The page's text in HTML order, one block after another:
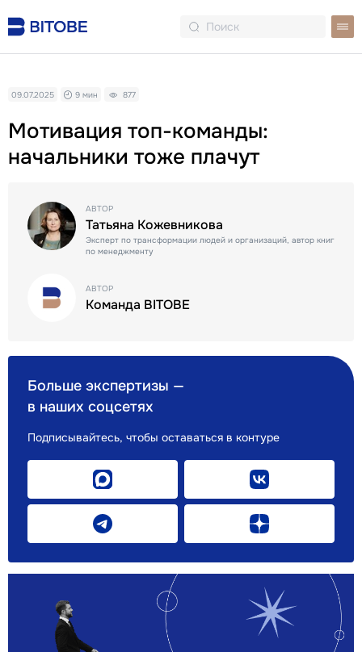
Мотивация топ-команды:
начальники тоже плачут
09.07.2025 9 мин 877
Больше экспертизы —
в наших соцсетях
Подписывайтесь, чтобы оставаться в контуре
АВТОР
Татьяна Кожевникова
Эксперт по трансформации людей и организаций, автор книг
по менеджменту
АВТОР
Команда BITOBE